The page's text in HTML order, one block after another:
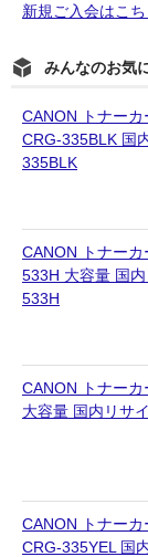
インクカートリ
キヤノン
エプソン
リコー RICOH
輪転機用インク
リコー RICOH
新規ご入会はこち
みんなのお気
CANON トナー
CRG-335BLK 国
335BLK
CANON トナー
533H 大容量 国
533H
CANON トナー
大容量 国内リサ
CANON トナー
CRG-335YEL 国